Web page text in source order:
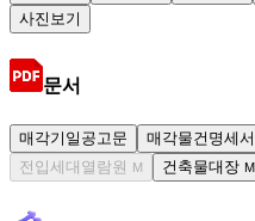
사진보기
문서
매각기일공고문 매각물건명세서
전입세대열람원
M 건축물대장 M